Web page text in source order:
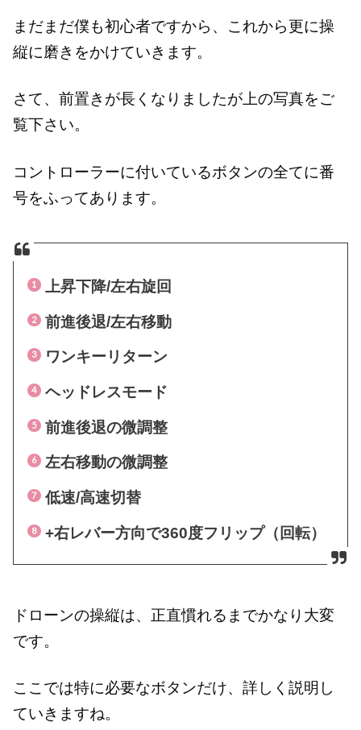
まだまだ僕も初心者ですから、これから更に操
縦に磨きをかけていきます。
さて、前置きが長くなりましたが上の写真をご
覧下さい。
コントローラーに付いているボタンの全てに番
号をふってあります。
上昇下降/左右旋回
前進後退/左右移動
ワンキーリターン
ヘッドレスモード
前進後退の微調整
左右移動の微調整
低速/高速切替
+右レバー方向で360度フリップ（回転）
ドローンの操縦は、正直慣れるまでかなり大変
です。
ここでは特に必要なボタンだけ、詳しく説明し
ていきますね。